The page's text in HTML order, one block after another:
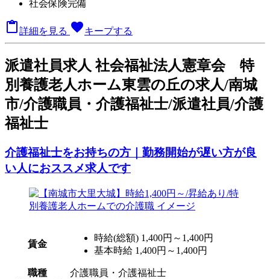
社会保険完備
詳細を見る favoriteキープする
派遣社員求人 社会福祉法人憲章会 特
別養護老人ホーム東雲の丘の求人/南城
市/介護職員・介護福祉士/派遣社員/介護
福祉士
介護福祉士をお持ちの方｜勤務開始が遅い方が良
い人におススメ求人です
賃金
時給(総額) 1,400円～1,400円
基本時給 1,400円～1,400円
職種
介護職員・介護福祉士